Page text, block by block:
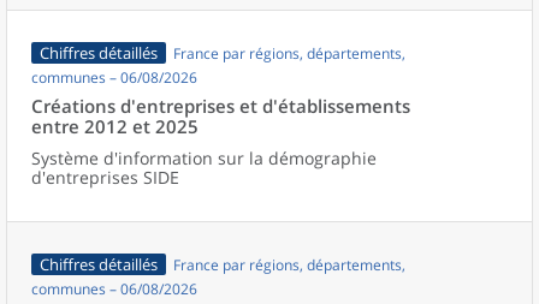
Chiffres détaillés
France par régions, départements,
communes – 06/08/2026
Créations d'entreprises et d'établissements
entre 2012 et 2025
Système d'information sur la démographie
d'entreprises SIDE
Chiffres détaillés
France par régions, départements,
communes – 06/08/2026